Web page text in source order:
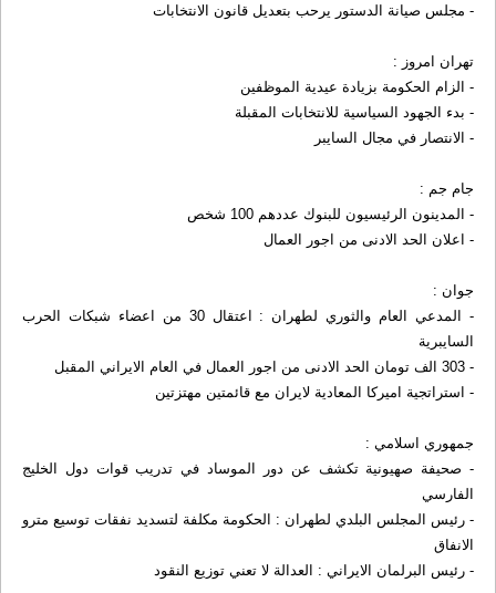
- مجلس صيانة الدستور يرحب بتعديل قانون الانتخابات
تهران امروز :
- الزام الحكومة بزيادة عيدية الموظفين
- بدء الجهود السياسية للانتخابات المقبلة
- الانتصار في مجال السايبر
جام جم :
- المدينون الرئيسيون للبنوك عددهم 100 شخص
- اعلان الحد الادنى من اجور العمال
جوان :
- المدعي العام والثوري لطهران : اعتقال 30 من اعضاء شبكات الحرب
السايبرية
- 303 الف تومان الحد الادنى من اجور العمال في العام الايراني المقبل
- استراتجية اميركا المعادية لايران مع قائمتين مهتزتين
جمهوري اسلامي :
- صحيفة صهيونية تكشف عن دور الموساد في تدريب قوات دول الخليج
الفارسي
- رئيس المجلس البلدي لطهران : الحكومة مكلفة لتسديد نفقات توسيع مترو
الانفاق
- رئيس البرلمان الايراني : العدالة لا تعني توزيع النقود